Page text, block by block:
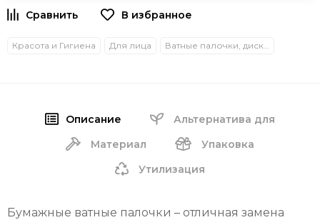
В избранное
Красота и Гигиена Для лица
Описание
Альтернатива для
Материал
Упаковка
Утилизация
Бумажные ватные палочки – отличная замена